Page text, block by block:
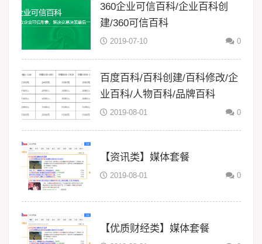
360企业可信百科/企业百科创
建/360可信百科
2019-07-10 0
百度百科/百科创建/百科修改/企
业百科/人物百科/品牌百科
2019-08-01 0
【资讯类】媒体套餐
2019-08-01 0
【优质财经类】媒体套餐